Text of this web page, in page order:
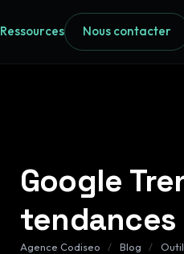
Ressources Nous contacter
Google
tendances
Agence Codiseo / Blog /